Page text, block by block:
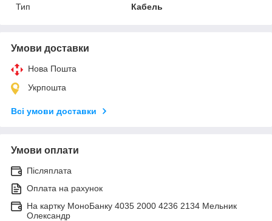
Тип
Кабель
Умови доставки
Нова Пошта
Укрпошта
Всі умови доставки
Умови оплати
Післяплата
Оплата на рахунок
На картку МоноБанку 4035 2000 4236 2134 Мельник
Олександр